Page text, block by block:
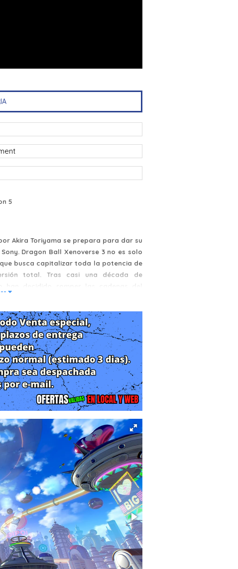
5
Akira Toriyama se prepara para dar su
Dragon Ball Xenoverse 3 no es solo
busca capitalizar toda la potencia de
total. Tras casi una década de
casi exclusivamente en corregir las
a un futuro lejano y vibrante: el Año
conocidos en Dragon Ball Super, el
Ki han fusionado la sociedad de una
heroica a gran escala que
esta era, la paz se ve amenazada por
la línea temporal fija. El jugador
clave llamado Brett, deberá
intrigante de esta propuesta es la
sugiriendo un giro argumental
del juego anterior.
que hizo famosa a la saga,
personajes (CaC) ha sido rediseñado
las opciones de personalización física,
Los jugadores podrán ver cómo